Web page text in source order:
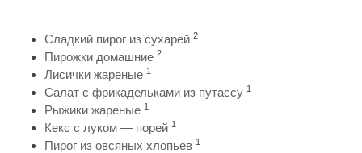
Сладкий пирог из сухарей 2
Пирожки домашние 2
Лисички жареные 1
Салат с фрикадельками из путассу 1
Рыжики жареные 1
Кекс с луком — порей 1
Пирог из овсяных хлопьев 1